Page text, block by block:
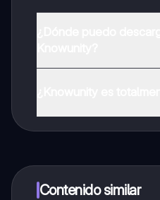
a determinadas funciones.
Contenido similar